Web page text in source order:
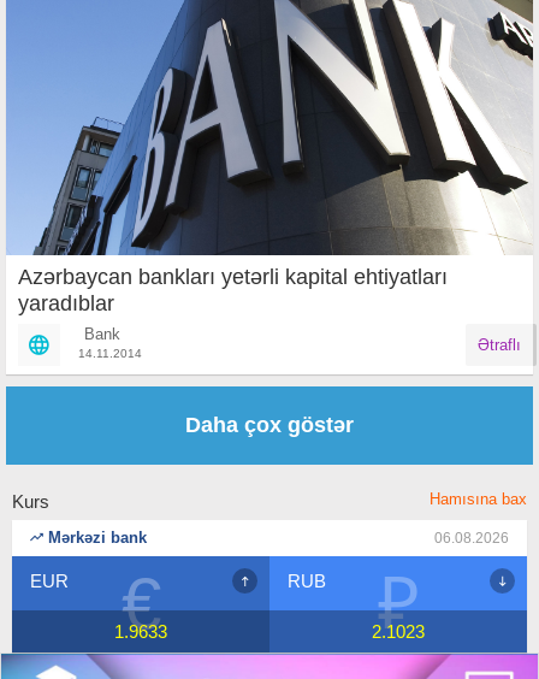
Azərbaycan bankları yetərli kapital ehtiyatları
yaradıblar
Bank
14.11.2014 Ətraflı
Daha çox göstər
Kurs Hamısına bax
Mərkəzi bank 06.08.2026
€
EUR
1.9633 ₽
RUB
2.1023